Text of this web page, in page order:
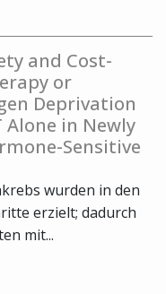
and Cost-
or
Deprivation
Alone in Newly
Sensitive
wurden in den
erzielt; dadurch
mit...